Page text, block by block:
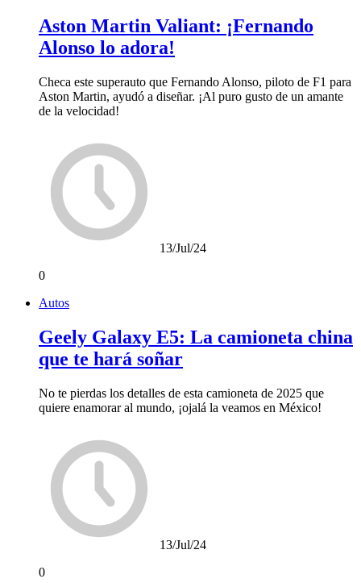
Aston Martin Valiant: ¡Fernando
Alonso lo adora!
Checa este superauto que Fernando Alonso, piloto de F1 para
Aston Martin, ayudó a diseñar. ¡Al puro gusto de un amante
de la velocidad!
13/Jul/24
0
Autos
Geely Galaxy E5: La camioneta china
que te hará soñar
No te pierdas los detalles de esta camioneta de 2025 que
quiere enamorar al mundo, ¡ojalá la veamos en México!
13/Jul/24
0